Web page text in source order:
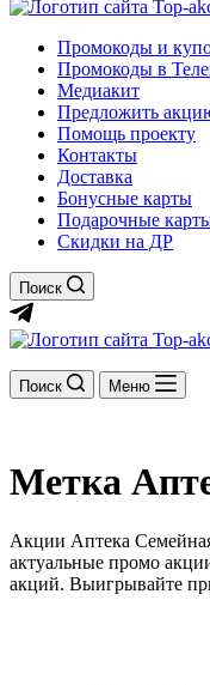
Промокоды и
Промокоды в
Медиакит
Предложить
Помощь проекту
Контакты
Доставка
Бонусные карты
Подарочные
Скидки на ДР
Поиск
Поиск Меню
Метка
Акции Аптека
актуальные промо
акций. Выигрывайте